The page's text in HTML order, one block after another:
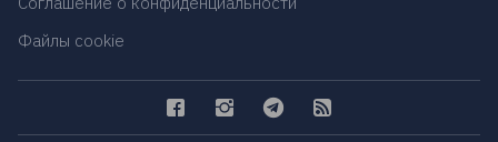
Файлы cookie